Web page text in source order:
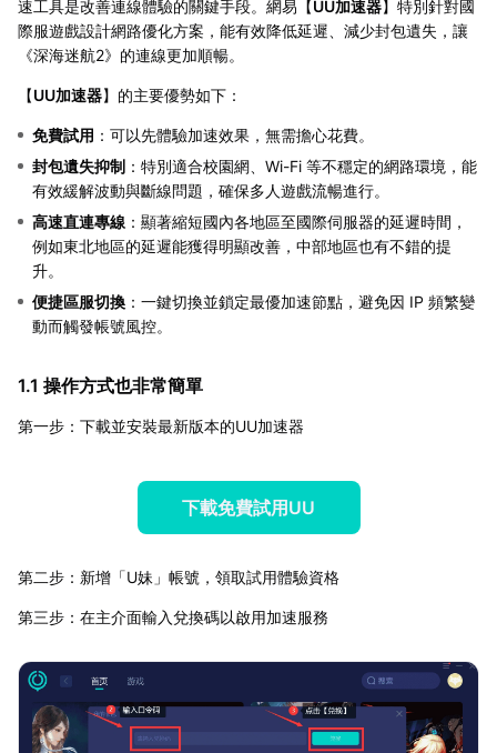
速工具是改善連線體驗的關鍵手段。網易【UU加速器】特別針對國
際服遊戲設計網路優化方案，能有效降低延遲、減少封包遺失，讓
《深海迷航2》的連線更加順暢。
【UU加速器】的主要優勢如下：
免費試用 ：可以先體驗加速效果，無需擔心花費。
封包遺失抑制 ：特別適合校園網、Wi-Fi 等不穩定的網路環境，能
有效緩解波動與斷線問題，確保多人遊戲流暢進行。
高速直連專線 ：顯著縮短國內各地區至國際伺服器的延遲時間，
例如東北地區的延遲能獲得明顯改善，中部地區也有不錯的提
升。
便捷區服切換 ：一鍵切換並鎖定最優加速節點，避免因 IP 頻繁變
動而觸發帳號風控。
1.1 操作方式也非常簡單
第一步：下載並安裝最新版本的UU加速器
下載免費試用UU
第二步：新增「U妹」帳號，領取試用體驗資格
第三步：在主介面輸入兌換碼以啟用加速服務